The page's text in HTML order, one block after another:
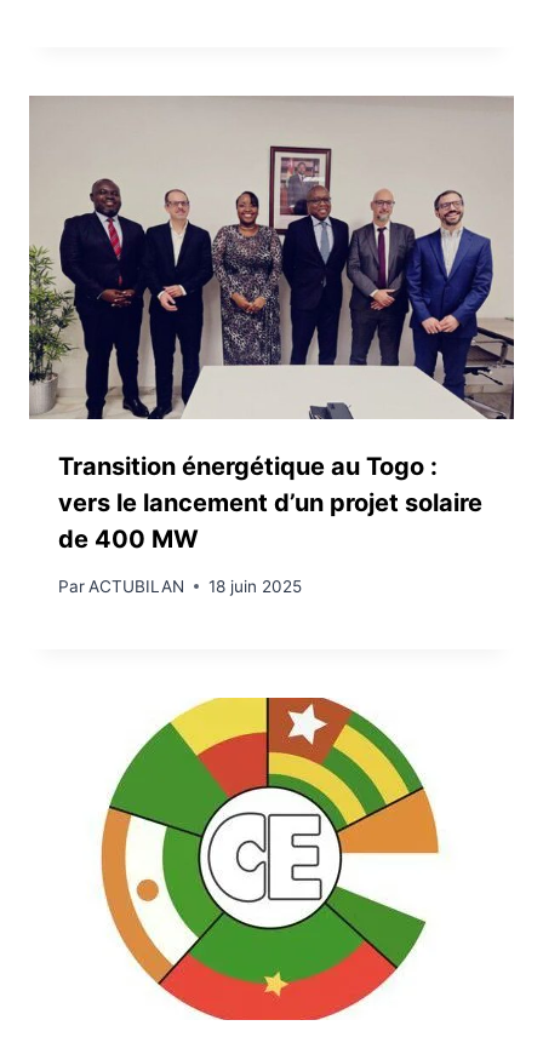
Transition énergétique au Togo :
vers le lancement d’un projet solaire
de 400 MW
ParACTUBILAN 18 juin 2025